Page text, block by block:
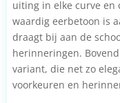
uiting in elke curve en
waardig eerbetoon is
draagt bij aan de
herinneringen.
variant, die net zo
voorkeuren en